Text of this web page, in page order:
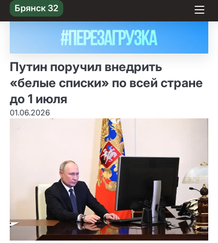
Skip
to content
Брянск 32
Путин поручил внедрить
«белые списки» по всей стране
до 1 июля
01.06.2026